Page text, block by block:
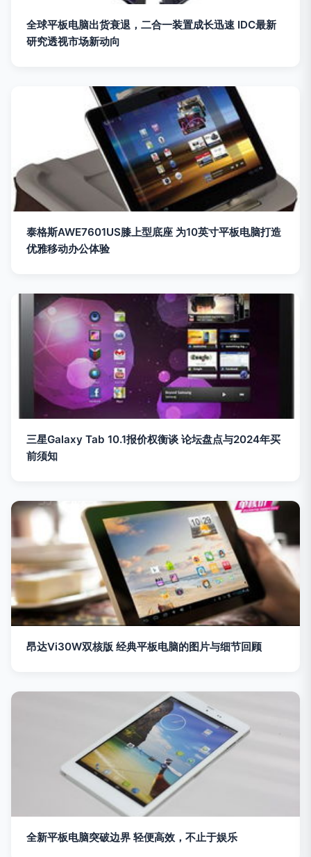
全球平板电脑出货衰退，二合一装置成长迅速 IDC最新
研究透视市场新动向
泰格斯AWE7601US膝上型底座 为10英寸平板电脑打造
优雅移动办公体验
三星Galaxy Tab 10.1报价权衡谈 论坛盘点与2024年买
前须知
昂达Vi30W双核版 经典平板电脑的图片与细节回顾
全新平板电脑突破边界 轻便高效，不止于娱乐